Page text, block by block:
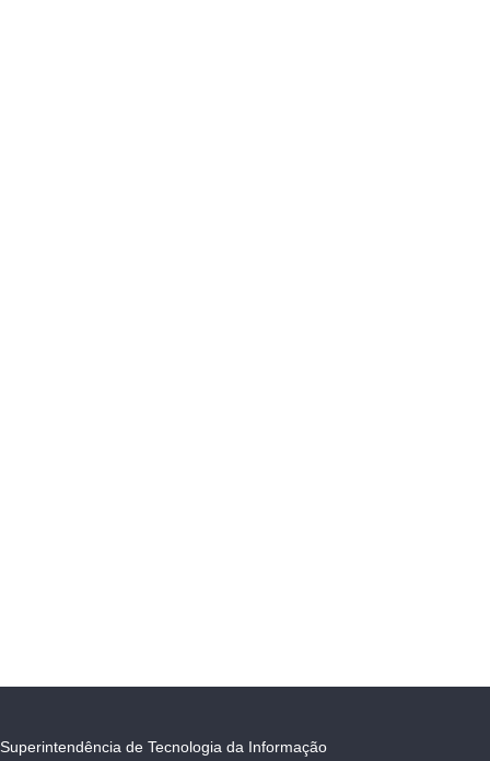
Superintendência de Tecnologia da Informação